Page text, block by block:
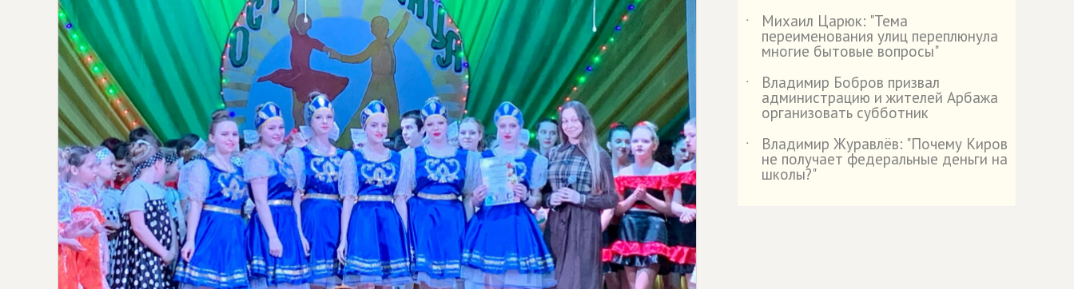
˙
Михаил Царюк: "Тема
переименования улиц переплюнула
многие бытовые вопросы"
˙
Владимир Бобров призвал
администрацию и жителей Арбажа
организовать субботник
˙
Владимир Журавлёв: "Почему Киров
не получает федеральные деньги на
школы?"